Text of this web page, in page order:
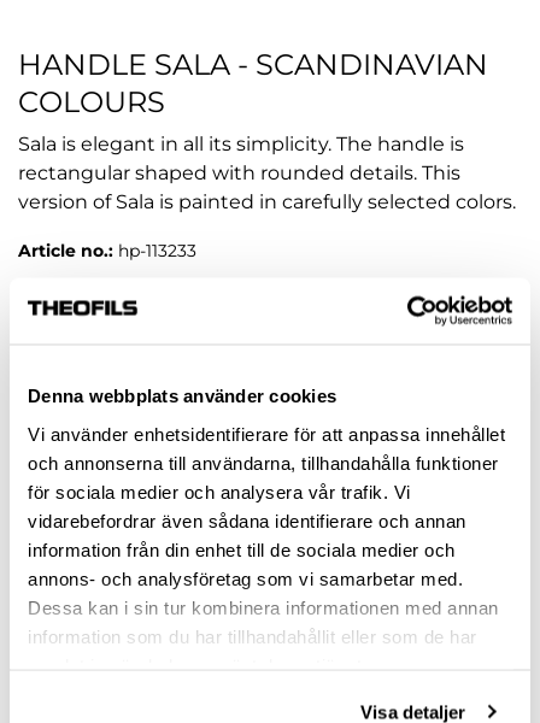
Denna webbplats använder cookies
Vi använder enhetsidentifierare för att anpassa innehållet
och annonserna till användarna, tillhandahålla funktioner
för sociala medier och analysera vår trafik. Vi
vidarebefordrar även sådana identifierare och annan
information från din enhet till de sociala medier och
annons- och analysföretag som vi samarbetar med.
Dessa kan i sin tur kombinera informationen med annan
information som du har tillhandahållit eller som de har
Visa detaljer
HANDLE SALA - SCANDINAVIAN
COLOURS
Sala is elegant in all its simplicity. The handle is
rectangular shaped with rounded details. This
version of Sala is painted in carefully selected colors.
Article no.: hp-113233
SILK GRAY
HOLE SPACING (MM)
128
160
192